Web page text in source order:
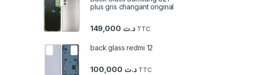
plus gris changant original
د.ت TTC
back glass redmi 12
د.ت TTC